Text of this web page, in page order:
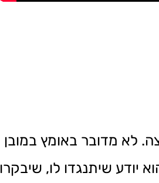
לא מדובר באומץ במובן
יודע שיתנגדו לו, שיבקרו